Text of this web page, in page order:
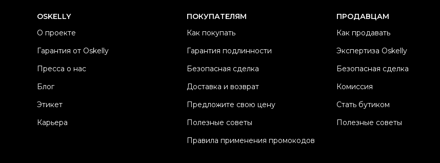
OSKELLY
О проекте
Гарантия от Oskelly
Пресса о нас
Блог
Этикет
Карьера
ПОКУПАТЕЛЯМ
Как покупать
Гарантия подлинности
Безопасная сделка
Доставка и возврат
Предложите свою цену
Полезные советы
Правила применения промокодов
ПРОДАВЦАМ
Как продавать
Экспертиза Oskelly
Безопасная сделка
Комиссия
Стать бутиком
Полезные советы